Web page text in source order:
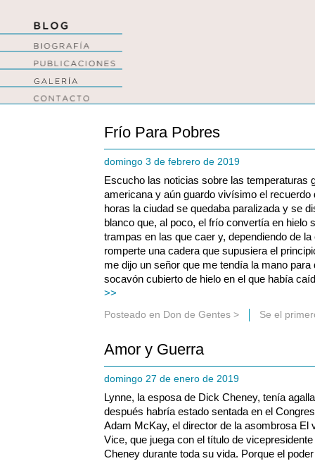
Frío Para Pobres
domingo 3 de febrero de 2019
Escucho las noticias sobre las temperaturas
americana y aún guardo vivísimo el
horas la ciudad se quedaba paralizada y se
blanco que, al poco, el frío convertía en hielo
trampas en las que caer y, dependiendo de
romperte una cadera que supusiera el
me dijo un señor que me tendía la mano
socavón cubierto de hielo en el que había
>>
Posteado en Don de Gentes > Se el
Amor y Guerra
domingo 27 de enero de 2019
Lynne, la esposa de Dick Cheney, tenía
después habría estado sentada en el
Adam McKay, el director de la asombrosa El
Vice, que juega con el título de
Cheney durante toda su vida. Porque el